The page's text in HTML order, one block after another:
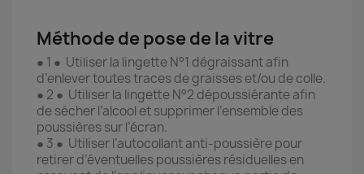
Méthode de pose de la vitre
● 1 ● Utiliser la lingette N°1 dégraissant afin
d’enlever toutes traces de graisses et/ou de colle.
● 2 ● Utiliser la lingette N°2 dépoussiérante afin
de sécher l’alcool et supprimer l’ensemble des
poussières sur l’écran.
● 3 ● Utiliser l’autocollant anti-poussière pour
retirer d’éventuelles poussières résiduelles en